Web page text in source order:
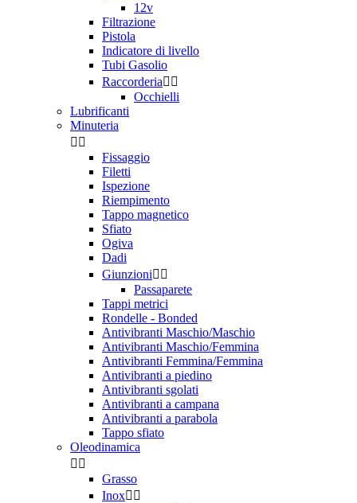
12v
Filtrazione
Pistola
Indicatore di livello
Tubi Gasolio
Raccorderia 
Occhielli
Lubrificanti
Minuteria
 
Fissaggio
Filetti
Ispezione
Riempimento
Tappo magnetico
Sfiato
Ogiva
Dadi
Giunzioni 
Passaparete
Tappi metrici
Rondelle - Bonded
Antivibranti Maschio/Maschio
Antivibranti Maschio/Femmina
Antivibranti Femmina/Femmina
Antivibranti a piedino
Antivibranti sgolati
Antivibranti a campana
Antivibranti a parabola
Tappo sfiato
Oleodinamica
 
Grasso
Inox 